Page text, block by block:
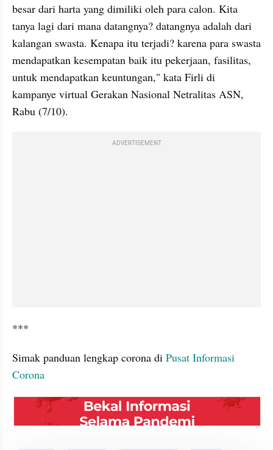
besar dari harta yang dimiliki oleh para calon. Kita
tanya lagi dari mana datangnya? datangnya adalah dari
kalangan swasta. Kenapa itu terjadi? karena para swasta
mendapatkan kesempatan baik itu pekerjaan, fasilitas,
untuk mendapatkan keuntungan," kata Firli di
kampanye virtual Gerakan Nasional Netralitas ASN,
Rabu (7/10).
ADVERTISEMENT
***
Simak panduan lengkap corona di Pusat Informasi
Corona
embed from external kumparan